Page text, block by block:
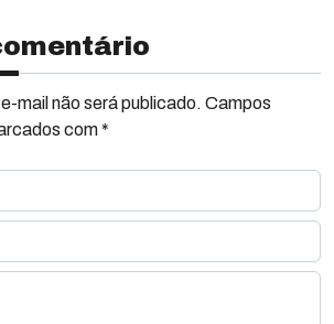
mail não será publicado. Campos
com *